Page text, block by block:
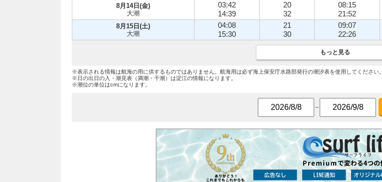
8月14日(金)
大潮
03:42
14:39
20
32
08:15
21:52
8月15日(土)
大潮
04:08
15:30
21
30
09:07
22:26
もっと見る
※表示される情報は航海の用に供するものではありません。航海用は必ず海上保安庁水路部発行の潮汐表を使用してください。
※日の出日の入・潮見表（満潮・干潮）は淀江の情報になります。
※潮位の単位はcmになります。
～